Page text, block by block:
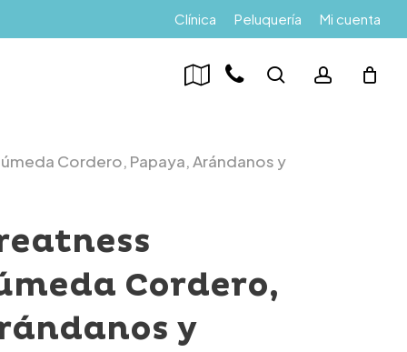
Clínica Peluquería Mi cuenta
search account
Cordero, Papaya, Arándanos y
Cordero,
y
Menu